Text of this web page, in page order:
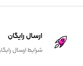
ارسال رایگان
شرایط ارسال